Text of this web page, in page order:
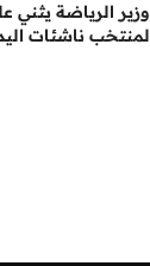
وزير الرياضة يثني
لمنتخب ناشئات